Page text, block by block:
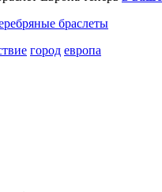
браслеты
город европа